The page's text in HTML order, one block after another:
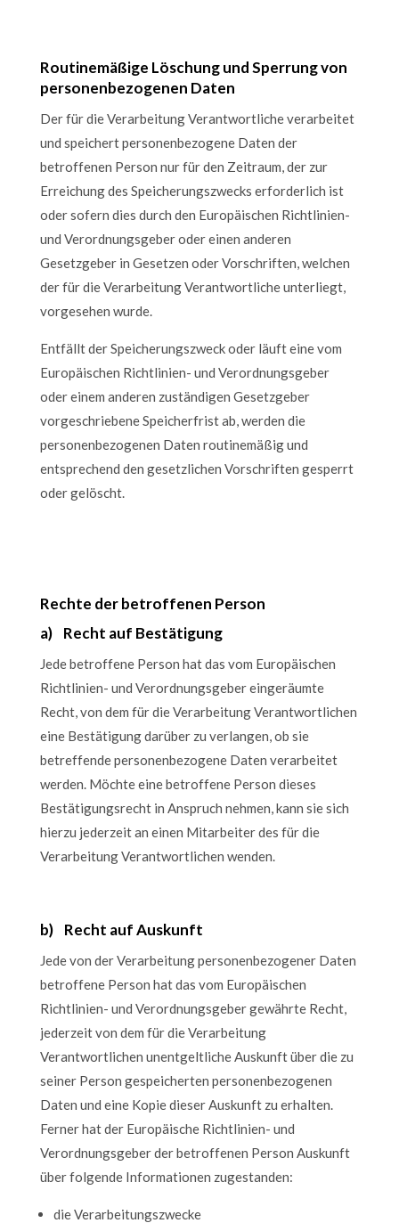
Routinemäßige Löschung und Sperrung von
personenbezogenen Daten
Der für die Verarbeitung Verantwortliche verarbeitet
und speichert personenbezogene Daten der
betroffenen Person nur für den Zeitraum, der zur
Erreichung des Speicherungszwecks erforderlich ist
oder sofern dies durch den Europäischen Richtlinien-
und Verordnungsgeber oder einen anderen
Gesetzgeber in Gesetzen oder Vorschriften, welchen
der für die Verarbeitung Verantwortliche unterliegt,
vorgesehen wurde.
Entfällt der Speicherungszweck oder läuft eine vom
Europäischen Richtlinien- und Verordnungsgeber
oder einem anderen zuständigen Gesetzgeber
vorgeschriebene Speicherfrist ab, werden die
personenbezogenen Daten routinemäßig und
entsprechend den gesetzlichen Vorschriften gesperrt
oder gelöscht.
Rechte der betroffenen Person
a) Recht auf Bestätigung
Jede betroffene Person hat das vom Europäischen
Richtlinien- und Verordnungsgeber eingeräumte
Recht, von dem für die Verarbeitung Verantwortlichen
eine Bestätigung darüber zu verlangen, ob sie
betreffende personenbezogene Daten verarbeitet
werden. Möchte eine betroffene Person dieses
Bestätigungsrecht in Anspruch nehmen, kann sie sich
hierzu jederzeit an einen Mitarbeiter des für die
Verarbeitung Verantwortlichen wenden.
b) Recht auf Auskunft
Jede von der Verarbeitung personenbezogener Daten
betroffene Person hat das vom Europäischen
Richtlinien- und Verordnungsgeber gewährte Recht,
jederzeit von dem für die Verarbeitung
Verantwortlichen unentgeltliche Auskunft über die zu
seiner Person gespeicherten personenbezogenen
Daten und eine Kopie dieser Auskunft zu erhalten.
Ferner hat der Europäische Richtlinien- und
Verordnungsgeber der betroffenen Person Auskunft
über folgende Informationen zugestanden:
die Verarbeitungszwecke